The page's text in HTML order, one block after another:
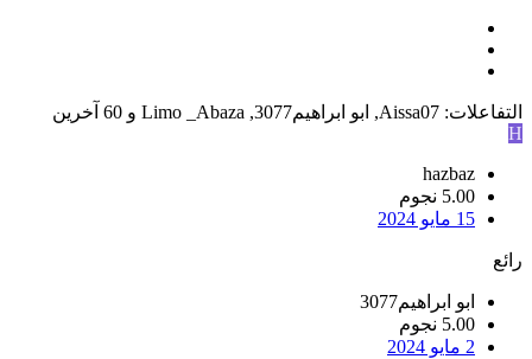
التفاعلات: Aissa07
, ابو ابراهيم3077 ,
Limo _Abaza و 60 آخرين
H
hazbaz
5.00 نجوم
15 مايو 2024
رائع
ابو ابراهيم3077
5.00 نجوم
2 مايو 2024